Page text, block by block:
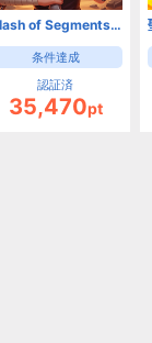
Clash of Segments【Android】
条件達成
認証済
35,470pt